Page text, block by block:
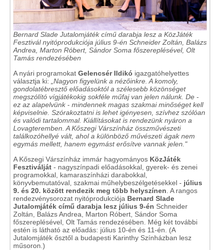
Bernard Slade Jutalomjáték című darabja lesz a KözJáték
Fesztivál nyitóprodukciója július 9-én Schneider Zoltán, Balázs
Andrea, Marton Róbert, Sándor Soma főszereplésével, Olt
Tamás rendezésében
A nyári programokat Gelencsér Ildikó igazgatóhelyettes
választja ki:
„Nagyon figyelünk a nézőinkre. A komoly,
gondolatébresztő előadásoktól a szélesebb közönséget
megszólító vígjátékokig sokféle műfaj van jelen nálunk. De -
ez az alapelvünk - mindennek magas szakmai minőséget kell
képviselnie. Szórakoztatni is lehet igényesen, szívhez szólóan
és valódi tartalommal. Kiállításokat is rendezünk nyáron a
Lovagteremben. A Kőszegi Várszínház összművészeti
találkozóhellyé vált, ahol a különböző művészeti ágak nem
egymás mellett, hanem egymást erősítve vannak jelen."
A Kőszegi Várszínház immár hagyományos KözJáték
Fesztiválját - nagyszínpadi előadásokkal, gyerek- és zenei
programokkal, kamaraszínházi darabokkal,
könyvbemutatóval, szakmai műhelybeszélgetésekkel - július
9. és 20. között rendezik meg több helyszínen . A rangos
rendezvénysorozat nyitóprodukciója Bernard Slade
Jutalomjáték című darabja lesz július 9-én Schneider
Zoltán, Balázs Andrea, Marton Róbert, Sándor Soma
főszereplésével, Olt Tamás rendezésében. Még két további
estén is látható az előadás: július 10-én és 11-én. (A
Jutalomjáték ősztől a budapesti Karinthy Színházban lesz
műsoron.)